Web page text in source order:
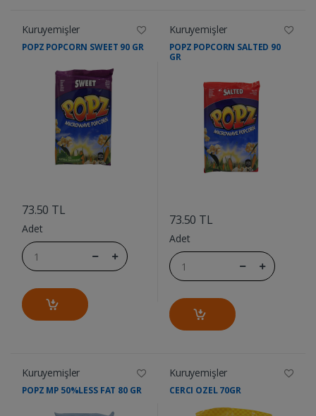
Kuruyemişler
POPZ POPCORN SWEET 90 GR
73.50 TL
Adet
Kuruyemişler
POPZ POPCORN SALTED 90
GR
73.50 TL
Adet
Kuruyemişler
POPZ MP 50%LESS FAT 80 GR
Kuruyemişler
CERCI OZEL 70GR